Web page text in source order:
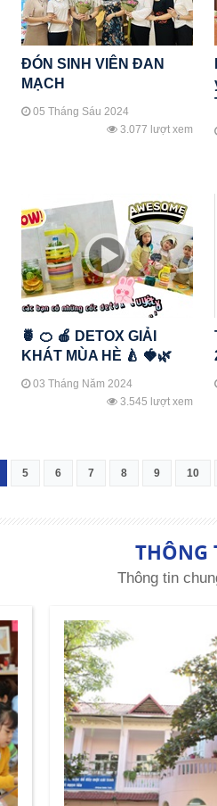
ĐÓN SINH VIÊN ĐAN
MẠCH
05 Tháng Sáu 2024
3.077 lượt xem
🍍 🍊 🍎 DETOX GIẢI
KHÁT MÙA HÈ 🍐 🍓🌿
03 Tháng Năm 2024
3.545 lượt xem
5 6 7 8 9 10
THÔNG
Thông tin